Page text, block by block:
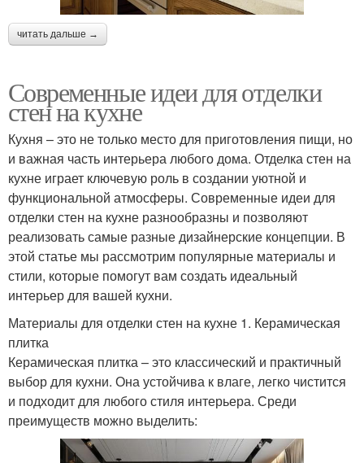
читать дальше →
Современные идеи для отделки
стен на кухне
Кухня – это не только место для приготовления пищи, но
и важная часть интерьера любого дома. Отделка стен на
кухне играет ключевую роль в создании уютной и
функциональной атмосферы. Современные идеи для
отделки стен на кухне разнообразны и позволяют
реализовать самые разные дизайнерские концепции. В
этой статье мы рассмотрим популярные материалы и
стили, которые помогут вам создать идеальный
интерьер для вашей кухни.
Материалы для отделки стен на кухне 1. Керамическая
плитка
Керамическая плитка – это классический и практичный
выбор для кухни. Она устойчива к влаге, легко чистится
и подходит для любого стиля интерьера. Среди
преимуществ можно выделить: